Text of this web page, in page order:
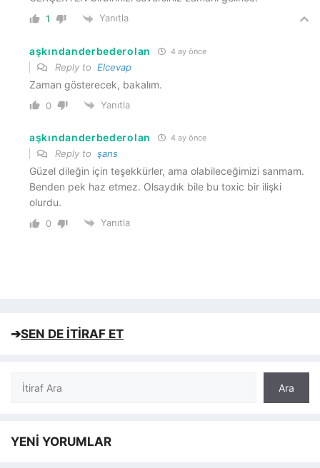
1 Yanıtla
aşkındanderbederolan 4 ay önce
Reply to Elcevap
Zaman gösterecek, bakalım.
0 Yanıtla
aşkındanderbederolan 4 ay önce
Reply to şans
Güzel dileğin için teşekkürler, ama olabileceğimizi sanmam.
Benden pek haz etmez. Olsaydık bile bu toxic bir ilişki
olurdu.
0 Yanıtla
➔SEN DE İTİRAF ET
Ara
Ara
YENİ YORUMLAR